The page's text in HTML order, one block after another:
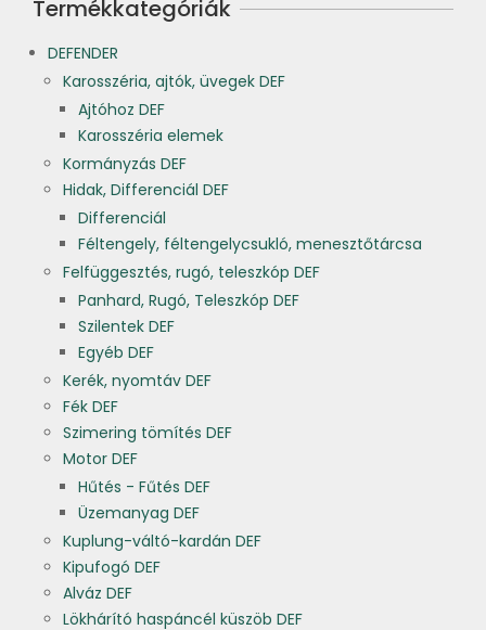
Termékkategóriák
DEFENDER
Karosszéria, ajtók, üvegek DEF
Ajtóhoz DEF
Karosszéria elemek
Kormányzás DEF
Hidak, Differenciál DEF
Differenciál
Féltengely, féltengelycsukló, menesztőtárcsa
Felfüggesztés, rugó, teleszkóp DEF
Panhard, Rugó, Teleszkóp DEF
Szilentek DEF
Egyéb DEF
Kerék, nyomtáv DEF
Fék DEF
Szimering tömítés DEF
Motor DEF
Hűtés - Fűtés DEF
Üzemanyag DEF
Kuplung-váltó-kardán DEF
Kipufogó DEF
Alváz DEF
Lökhárító haspáncél küszöb DEF